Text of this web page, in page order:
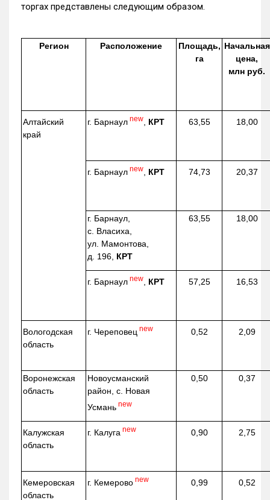
торгах представлены следующим образом.
Регион Расположение
Площадь,
га
Начальная
цена,
млн руб.
Алтайский
край
г. Барнаул new КРТ 63,55 18,00
г. Барнаул new КРТ 74,73 20,37
г. Барнаул,
с. Власиха,
ул. Мамонтова,
д. 196, КРТ
63,55 18,00
г. Барнаул new КРТ 57,25 16,53
Вологодская
область
г. Череповец new 0,52 2,09
Воронежская
область
Новоусманский
район, с. Новая
Усмань new
0,50 0,37
Калужская
область
г. Калуга new 0,90 2,75
Кемеровская
область
г. Кемерово new 0,99 0,52